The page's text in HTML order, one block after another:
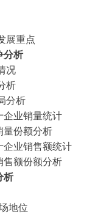
展重点
分析
况
析
分析
企业销量统计
量份额分析
企业销售额统计
售额份额分析
析
地位